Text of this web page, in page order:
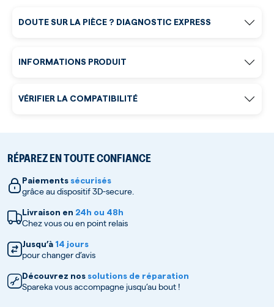
DOUTE SUR LA PIÈCE ? DIAGNOSTIC EXPRESS
INFORMATIONS PRODUIT
RÉPAREZ EN TOUTE CONFIANCE
Paiements sécurisés
grâce au dispositif 3D-secure.
Livraison en 24h ou 48h
Chez vous ou en point relais
Jusqu’à 14 jours
pour changer d’avis
Découvrez nos solutions de réparation
Spareka vous accompagne jusqu’au bout !
VÉRIFIER LA COMPATIBILITÉ